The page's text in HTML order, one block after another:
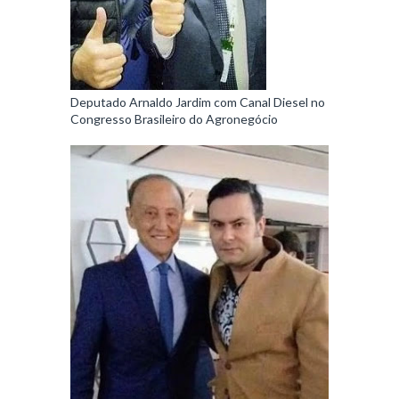
Deputado Arnaldo Jardim com Canal Diesel no
Congresso Brasileiro do Agronegócio